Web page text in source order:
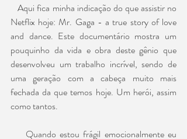
   Aqui fica minha indicação do que assistir no
Netflix hoje: Mr. Gaga - a true story of love
and dance. Este documentário mostra um
pouquinho da vida e obra deste gênio que
desenvolveu um trabalho incrível, sendo de
uma geração com a cabeça muito mais
fechada da que temos hoje. Um herói, assim
como tantos.